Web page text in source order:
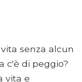
senza alcun
c'è di peggio?
vita e